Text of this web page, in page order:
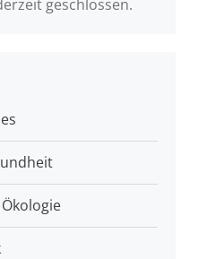
geschlossen.